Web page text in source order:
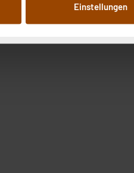
dargestellten bzw. die von
Auflistung der einzelnen
erteilte Zustimmung können
der Speicherung,
des Widerrufs bleibt
nicht längerfristig
der EU. Dies
Einstellungen